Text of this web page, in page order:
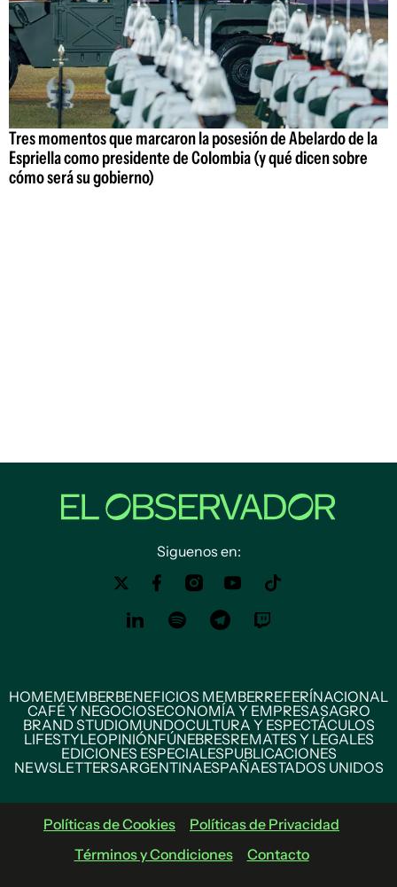
Tres momentos que marcaron la posesión de Abelardo de la
Espriella como presidente de Colombia (y qué dicen sobre
cómo será su gobierno)
Siguenos en:
HOMEMEMBERBENEFICIOS MEMBERREFERÍNACIONAL
CAFÉ Y NEGOCIOSECONOMÍA Y EMPRESASAGRO
BRAND STUDIOMUNDOCULTURA Y ESPECTÁCULOS
LIFESTYLEOPINIÓNFÚNEBRESREMATES Y LEGALES
EDICIONES ESPECIALESPUBLICACIONES
NEWSLETTERSARGENTINAESPAÑAESTADOS UNIDOS
Políticas de Cookies
Políticas de Privacidad
Términos y Condiciones
Contacto